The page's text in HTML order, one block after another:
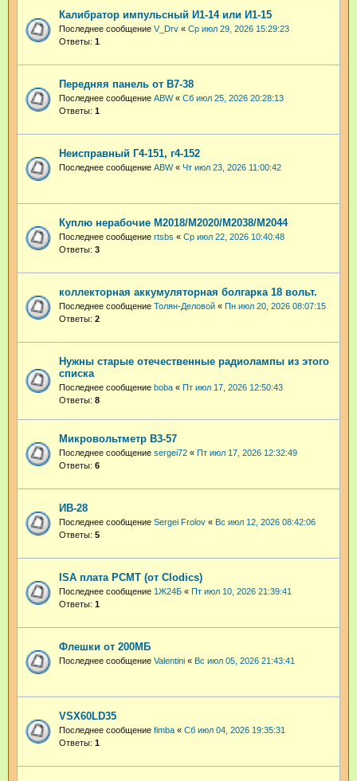
Калибратор импульсный И1-14 или И1-15
Последнее сообщение V_Drv « Ср июл 29, 2026 15:29:23
Ответы: 1
Передняя панель от В7-38
Последнее сообщение ABW« Сб июл 25, 2026 20:28:13
Ответы: 1
Неисправный Г4-151, г4-152
Последнее сообщение ABW« Чт июл 23, 2026 11:00:42
Куплю нерабочие М2018/М2020/М2038/М2044
Последнее сообщение rtsbs « Ср июл 22, 2026 10:40:48
Ответы: 3
коллекторная аккумуляторная болгарка 18 вольт.
Последнее сообщение Толян-Деловой « Пн июл 20, 2026 08:07:15
Ответы: 2
Нужны старые отечественные радиолампы из этого
списка
Последнее сообщение boba « Пт июл 17, 2026 12:50:43
Ответы: 8
Микровольтметр В3-57
Последнее сообщение sergei72 « Пт июл 17, 2026 12:32:49
Ответы: 6
ИВ-28
Последнее сообщение Sergei Frolov « Вс июл 12, 2026 08:42:06
Ответы: 5
ISA плата PCMT (от Clodics)
Последнее сообщение 1Ж24Б « Пт июл 10, 2026 21:39:41
Ответы: 1
Флешки от 200МБ
Последнее сообщение Valentini « Вс июл 05, 2026 21:43:41
VSX60LD35
Последнее сообщение fimba « Сб июл 04, 2026 19:35:31
Ответы: 1